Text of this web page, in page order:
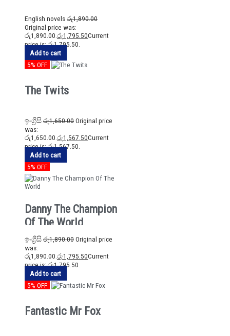
English novelsරු1,890.00
Original price was:
රු1,890.00. රු1,795.50Current
price is: රු1,795.50.
Add to cart
5% OFF
The Twits
ඉංග්‍රීසිරු1,650.00Original price
was:
රු1,650.00. රු1,567.50Current
price is: රු1,567.50.
Add to cart
5% OFF
Danny The Champion
Of The World
ඉංග්‍රීසිරු1,890.00Original price
was:
රු1,890.00. රු1,795.50Current
price is: රු1,795.50.
Add to cart
5% OFF
Fantastic Mr Fox